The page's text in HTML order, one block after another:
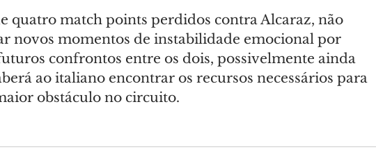
quatro match points perdidos contra Alcaraz, não
novos momentos de instabilidade emocional por
confrontos entre os dois, possivelmente ainda
ao italiano encontrar os recursos necessários para
obstáculo no circuito.